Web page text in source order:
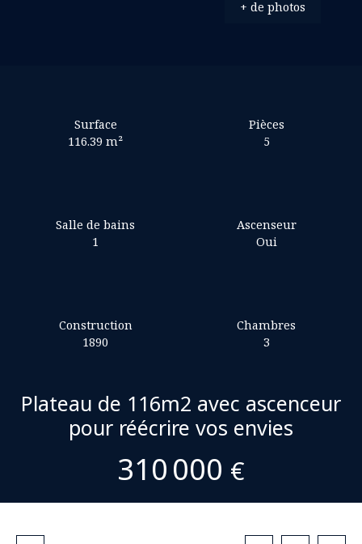
+ de photos
Surface
116.39m²
Pièces
5
Salle de bains
1
Ascenseur
Oui
Construction
1890
Chambres
3
Plateau de 116m2 avec ascenceur
pour réécrire vos envies
310 000 €